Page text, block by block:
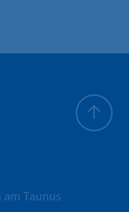
Taunus